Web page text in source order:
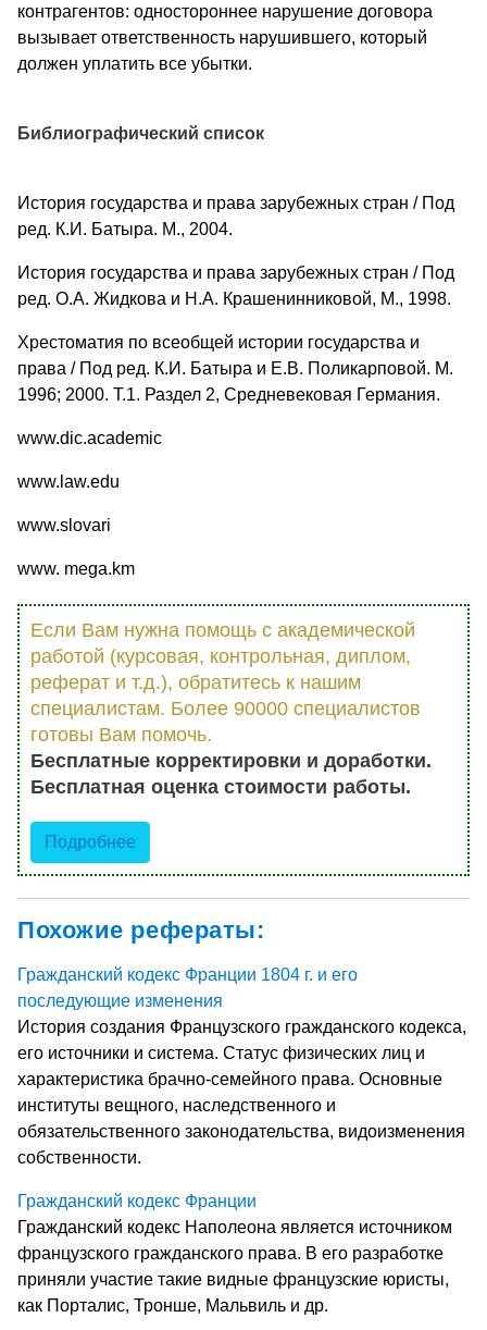
контрагентов: одностороннее нарушение договора
вызывает ответственность нарушившего, который
должен уплатить все убытки.
Библиографический список
История государства и права зарубежных стран / Под
ред. К.И. Батыра. М., 2004.
История государства и права зарубежных стран / Под
ред. О.А. Жидкова и Н.А. Крашенинниковой, М., 1998.
Хрестоматия по всеобщей истории государства и
права / Под ред. К.И. Батыра и Е.В. Поликарповой. М.
1996; 2000. Т.1. Раздел 2, Средневековая Германия.
www.dic.academic
www.law.edu
www.slovari
www. mega.km
Если Вам нужна помощь с академической
работой (курсовая, контрольная, диплом,
реферат и т.д.), обратитесь к нашим
специалистам. Более 90000 специалистов
готовы Вам помочь.
Бесплатные корректировки и доработки.
Бесплатная оценка стоимости работы.
Подробнее
Похожие рефераты:
Гражданский кодекс Франции 1804 г. и его
последующие изменения
История создания Французского гражданского кодекса,
его источники и система. Статус физических лиц и
характеристика брачно-семейного права. Основные
институты вещного, наследственного и
обязательственного законодательства, видоизменения
собственности.
Гражданский кодекс Франции
Гражданский кодекс Наполеона является источником
французского гражданского права. В его разработке
приняли участие такие видные французские юристы,
как Порталис, Тронше, Мальвиль и др.